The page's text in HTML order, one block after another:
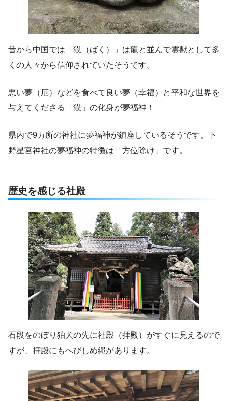
昔から中国では「獏（ばく）」は龍と並んで霊獣として多
くの人々から信仰されていたそうです。
悪い夢（厄）などを食べて良い夢（幸福）と平和な世界を
与えてくださる「獏」の化身が夢福神！
県内で9カ所の神社に夢福神が鎮座しているそうです。下
野星宮神社の夢福神の特徴は「方位除け」です。
歴史を感じる社殿
石段をのぼり狛犬の先に社殿（拝殿）がすぐに見えるので
すが、拝殿にもへびしめ縄があります。